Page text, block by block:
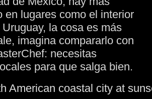
en lugares como el interior
la cosa es más
imagina compararlo con
necesitas
para que salga bien.